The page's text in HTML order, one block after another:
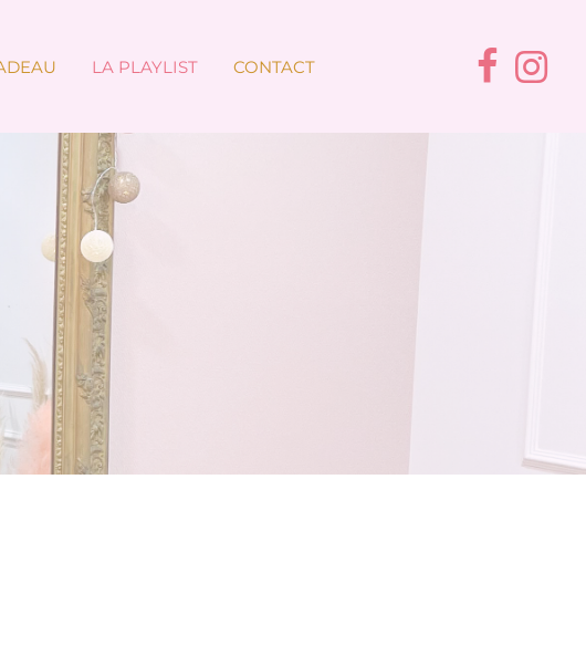
LA PLAYLIST CONTACT